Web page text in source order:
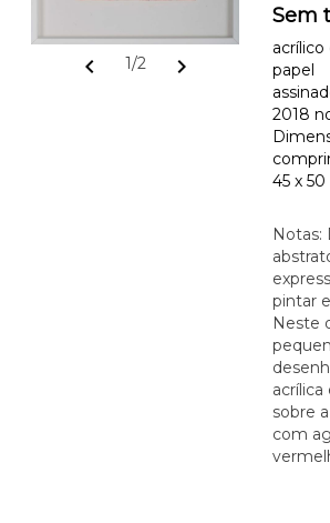
chevron_left 1/2 chevron_right
Sem
acrílico
papel
2018
45 x
Notas:
pintar
Neste
sobre
com